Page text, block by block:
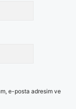
e-posta adresim ve